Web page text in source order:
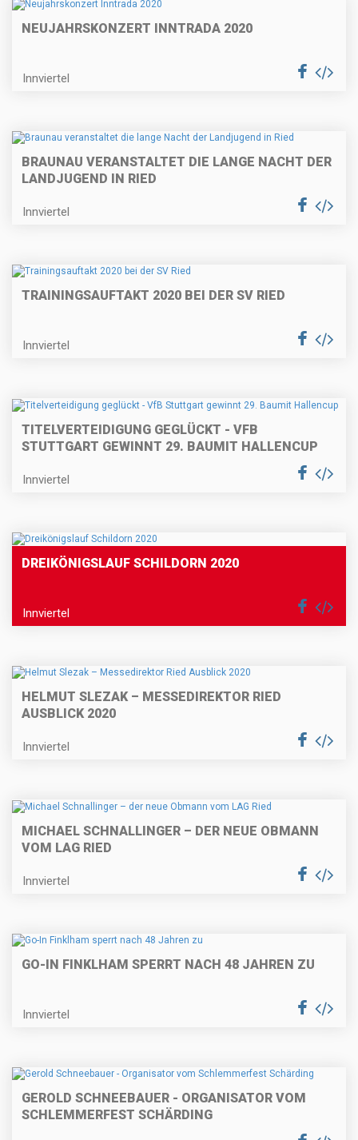
NEUJAHRSKONZERT INNTRADA 2020
Innviertel
BRAUNAU VERANSTALTET DIE LANGE NACHT DER
LANDJUGEND IN RIED
Innviertel
TRAININGSAUFTAKT 2020 BEI DER SV RIED
Innviertel
TITELVERTEIDIGUNG GEGLÜCKT - VFB
STUTTGART GEWINNT 29. BAUMIT HALLENCUP
Innviertel
DREIKÖNIGSLAUF SCHILDORN 2020
Innviertel
HELMUT SLEZAK – MESSEDIREKTOR RIED
AUSBLICK 2020
Innviertel
MICHAEL SCHNALLINGER – DER NEUE OBMANN
VOM LAG RIED
Innviertel
GO-IN FINKLHAM SPERRT NACH 48 JAHREN ZU
Innviertel
GEROLD SCHNEEBAUER - ORGANISATOR VOM
SCHLEMMERFEST SCHÄRDING